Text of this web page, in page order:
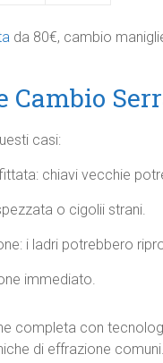
da 80€, cambio
Cambio
casi:
chiavi vecchie
o cigolii strani.
i ladri potrebbero
immediato.
completa con
di effrazione comuni.